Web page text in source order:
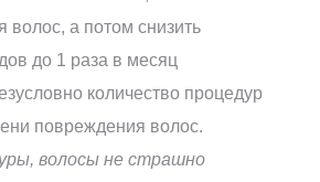
волос, а потом снизить
до 1 раза в месяц
количество процедур
повреждения волос.
волосы не страшно